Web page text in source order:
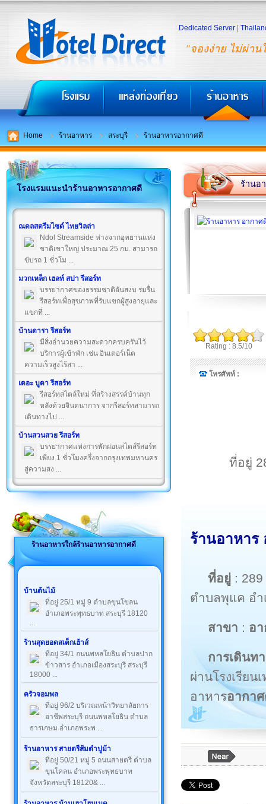
"จองง่าย ไม่ผ่าน
Dedicated Server
Home ร้านอาหาร สระบุรี ร้านอาหารอากาศดี
โรงแรมแนะนำร้านอาหารอากาศดี
ณดลสตรีมไซด์ ไทยวิลล่า
Ndol Streamside ห่างจากอุทยานแห่ง
ชาติเขาใหญ่ ประมาณ 25 กม. สามารถ
ขับรถ 1 ชั่วโม ...
มวกเหล็ก เฮลท์ สปา รีสอร์ท
บรรยากาศของธรรมชาติอันสงบ ร่มรื่น
รีสอร์ทเพื่อสุขภาพที่รับแขกผู้สูงอายุและ
แขกที่ ...
บ้านดารา รีสอร์ท
มีสิ่งอำนวยความสะดวกครบครันไว้
บริการผู้เข้าพัก เช่น อินเตอร์เน็ต
ความเร็วสูงไร้สา ...
เดอะ บูดา รีสอร์ท
รีสอร์ทสไตล์ใหม่ ที่สร้างสรรค์บ้านทุก
หลังด้วยจินตนาการ จากรีสอร์ทสามารถ
เดินทางไป ...
บ้านสวนสวย รีสอร์ท
บรรยากาศแห่งการพักผ่อนสไตส์รีสอร์ท
เพียง 1 ชั่วโมงครึ่งจากกรุงเทพมหานคร
สู่ความสง ...
ร้านอาหารใกล้ร้านอาหารอากาศดี
บ้านต้นไม้
ที่อยู่ 25/1 หมู่ 9 ตำบลขุนโขลน
อำเภอพระพุทธบาท สระบุรี 18120
...
ร้านสุดยอดสเต็กเฮ้าส์
ที่อยู่ 34/1 ถนนพหลโยธิน ตำบลปาก
ข้าวสาร อำเภอเมืองสระบุรี สระบุรี
18000 ...
ครัวจอมพล
ที่อยู่ 96/2 บริเวณหน้าวิทยาลัยการ
อาชีพสระบุรี ถนนพหลโยธิน ตำบล
ธารเกษม อำเภอพระพ ...
ร้านอาหาร สายตรีส้มตำปูม้า
ที่อยู่ 50/21 หมู่ 5 ถนนสายตรี ตำบล
ขุนโคลน อำเภอพระพุทธบาท
จังหวัดสระบุรี 18120& ...
ร้านอ
Rating : 8.5/10
โทรศัพท์ :
ที่อยู่
ร้านอาหาร
ที่อยู่ :
ตำบลพุแค อำ
สาขา : อ
การเดินท
ผ่านโรงเรีย
อาหารอากา